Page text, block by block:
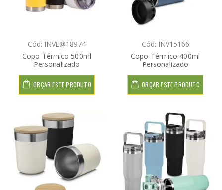
Cód: INVE@18974
Copo Térmico 500ml
Personalizado
ORÇAR ESTE PRODUTO
Cód: INV15166
Copo Térmico 400ml
Personalizado
ORÇAR ESTE PRODUTO